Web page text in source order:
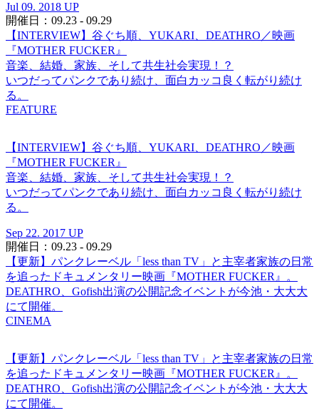
Jul 09. 2018 UP
開催日：09.23 - 09.29
【INTERVIEW】谷ぐち順、YUKARI、DEATHRO／映画
『MOTHER FUCKER』
音楽、結婚、家族、そして共生社会実現！？
いつだってパンクであり続け、面白カッコ良く転がり続け
る。
FEATURE
【INTERVIEW】谷ぐち順、YUKARI、DEATHRO／映画
『MOTHER FUCKER』
音楽、結婚、家族、そして共生社会実現！？
いつだってパンクであり続け、面白カッコ良く転がり続け
る。
Sep 22. 2017 UP
開催日：09.23 - 09.29
【更新】パンクレーベル「less than TV」と主宰者家族の日常
を追ったドキュメンタリー映画『MOTHER FUCKER』。
DEATHRO、Gofish出演の公開記念イベントが今池・大大大
にて開催。
CINEMA
【更新】パンクレーベル「less than TV」と主宰者家族の日常
を追ったドキュメンタリー映画『MOTHER FUCKER』。
DEATHRO、Gofish出演の公開記念イベントが今池・大大大
にて開催。